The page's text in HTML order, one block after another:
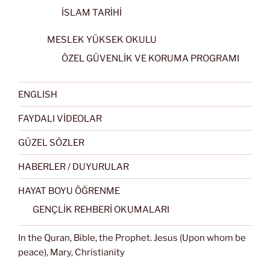
İSLAM TARİHİ
MESLEK YÜKSEK OKULU
ÖZEL GÜVENLİK VE KORUMA PROGRAMI
ENGLISH
FAYDALI VİDEOLAR
GÜZEL SÖZLER
HABERLER / DUYURULAR
HAYAT BOYU ÖĞRENME
GENÇLİK REHBERİ OKUMALARI
In the Quran, Bible, the Prophet. Jesus (Upon whom be
peace), Mary, Christianity